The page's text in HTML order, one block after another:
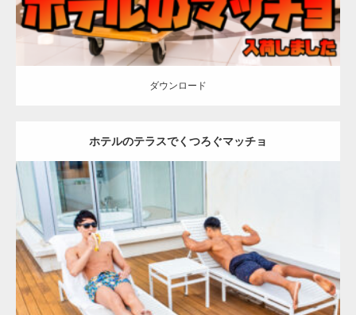
ダウンロード
ホテルのテラスでくつろぐマッチョ
Update: 2023.02.11
Category:ホテルのマッチョ オレンジの人 AKIHITO(細マッチョ)
TOSHI(大胸筋)
宗像 (福岡)
ダウンロード